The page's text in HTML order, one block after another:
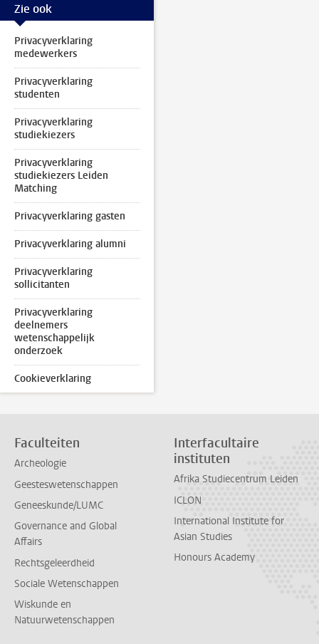
Zie ook
Privacyverklaring
medewerkers
Privacyverklaring
studenten
Privacyverklaring
studiekiezers
Privacyverklaring
studiekiezers Leiden
Matching
Privacyverklaring gasten
Privacyverklaring alumni
Privacyverklaring
sollicitanten
Privacyverklaring
deelnemers
wetenschappelijk
onderzoek
Cookieverklaring
Faculteiten
Archeologie
Geesteswetenschappen
Geneeskunde/LUMC
Governance and Global
Affairs
Rechtsgeleerdheid
Sociale Wetenschappen
Wiskunde en
Natuurwetenschappen
Interfacultaire
instituten
Afrika Studiecentrum Leiden
ICLON
International Institute for
Asian Studies
Honours Academy